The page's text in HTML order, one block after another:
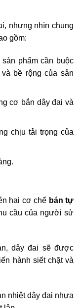
nhưng nhìn chung
gồm:
phẩm cần buộc
bề rộng của sản
cơ bắn dây đai và
chịu tải trọng của
hai cơ chế bán tự
cầu của người sử
dây đai sẽ được
hành siết chặt và
nhiệt dây đai nhựa